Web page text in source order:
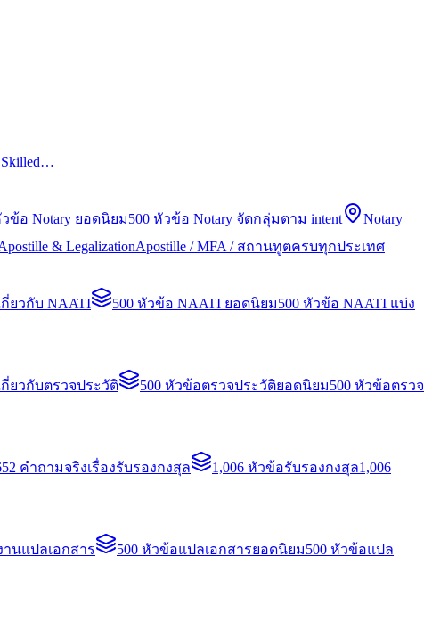
Skilled…
ข้อ Notary ยอดนิยม500 หัวข้อ Notary จัดกลุ่มตาม intent
Notary
& LegalizationApostille / MFA / สถานทูตครบทุกประเทศ
ยวกับ NAATI 500 หัวข้อ NAATI ยอดนิยม500 หัวข้อ NAATI แบ่ง
กี่ยวกับตรวจประวัติ 500 หัวข้อตรวจประวัติยอดนิยม500 หัวข้อตรวจ
คำถามจริงเรื่องรับรองกงสุล 1,006 หัวข้อรับรองกงสุล1,006
านแปลเอกสาร 500 หัวข้อแปลเอกสารยอดนิยม500 หัวข้อแปล